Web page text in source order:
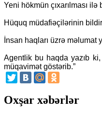
Yeni hökmün çıxarılması
Hüquq müdafiəçilərinin
İnsan haqları üzrə
Agentlik bu haqda yazıb
müqavimət göstərib.”
Oxşar xəbərlər